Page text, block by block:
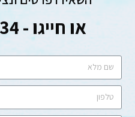
או חייגו - 054-5335134